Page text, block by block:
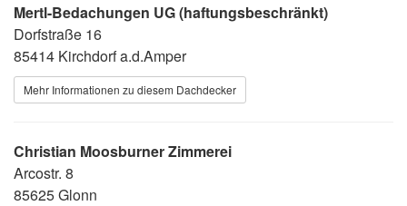
Mertl-Bedachungen UG (haftungsbeschränkt)
Dorfstraße 16
85414 Kirchdorf a.d.Amper
Mehr Informationen zu diesem Dachdecker
Christian Moosburner Zimmerei
Arcostr. 8
85625 Glonn